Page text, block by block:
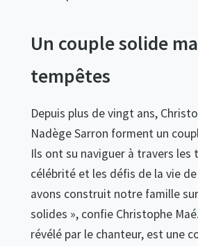
Un couple solide
tempêtes
Depuis plus de vingt ans,
Nadège Sarron forment un
Ils ont su naviguer à travers les
célébrité et les défis de la vie
avons construit notre famille
solides », confie Christophe
révélé par le chanteur, est une